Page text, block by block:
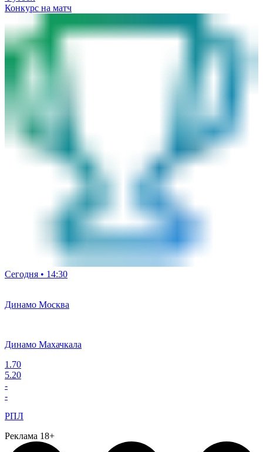
Конкурс на матч
Сегодня • 14:30
Динамо Москва
Динамо Махачкала
1.70
5.20
-
-
РПЛ
Реклама 18+